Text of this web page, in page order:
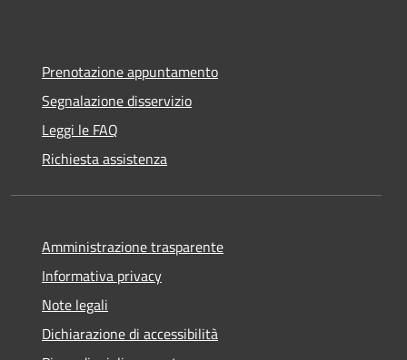
Prenotazione appuntamento
Segnalazione disservizio
Leggi le FAQ
Richiesta assistenza
Amministrazione trasparente
Informativa privacy
Note legali
Dichiarazione di accessibilità